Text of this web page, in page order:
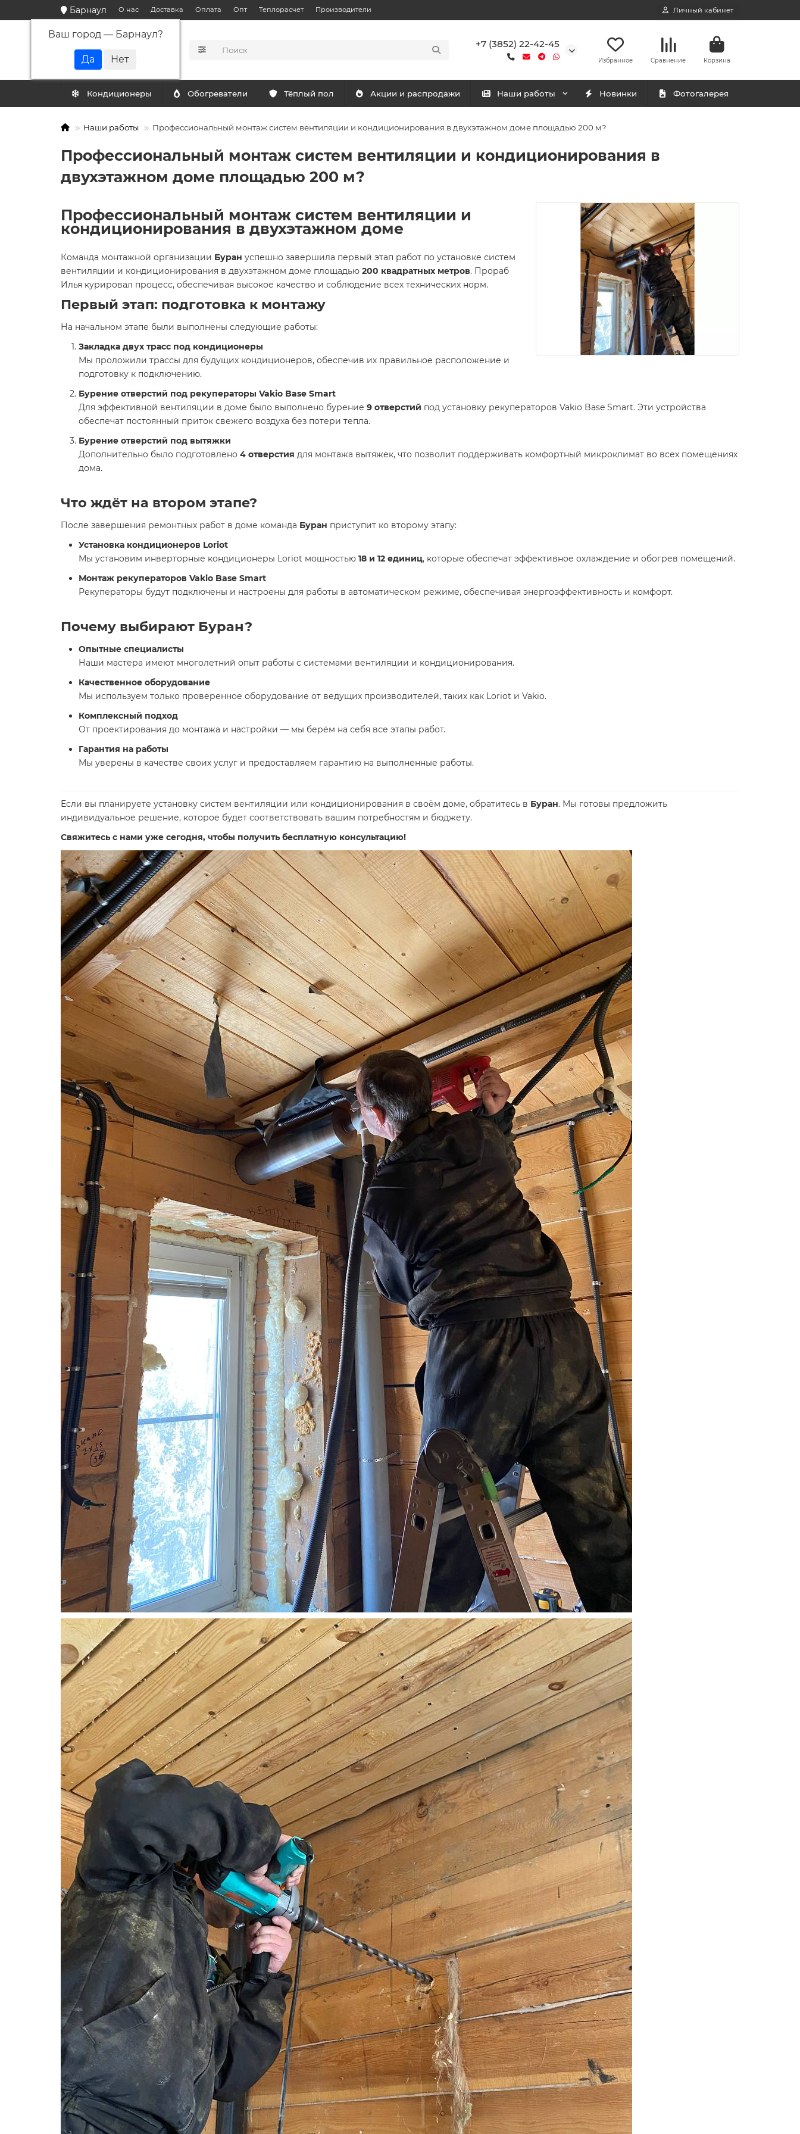
Барнаул
Ваш город — Барнаул?
О нас Доставка Оплата Опт Теплорасчет Производители Личный кабинет
+7 (3852) 22-42-45
Избранное Сравнение Корзина
Кондиционеры Обогреватели Тёплый пол Акции и распродажи Наши работы Новинки Фотогалерея
Наши работы Профессиональный монтаж систем вентиляции и кондиционирования в двухэтажном доме площадью 200 м?
Профессиональный монтаж систем вентиляции и кондиционирования в
двухэтажном доме площадью 200 м?
Профессиональный монтаж систем вентиляции и
кондиционирования в двухэтажном доме
Команда монтажной организации Буран успешно завершила первый этап работ по установке систем
вентиляции и кондиционирования в двухэтажном доме площадью 200 квадратных метров. Прораб
Илья курировал процесс, обеспечивая высокое качество и соблюдение всех технических норм.
Первый этап: подготовка к монтажу
На начальном этапе были выполнены следующие работы:
Закладка двух трасс под кондиционеры
Мы проложили трассы для будущих кондиционеров, обеспечив их правильное расположение и
подготовку к подключению.
Бурение отверстий под рекуператоры Vakio Base Smart
Для эффективной вентиляции в доме было выполнено бурение 9 отверстий под установку рекуператоров Vakio Base Smart. Эти устройства
обеспечат постоянный приток свежего воздуха без потери тепла.
Бурение отверстий под вытяжки
Дополнительно было подготовлено 4 отверстия для монтажа вытяжек, что позволит поддерживать комфортный микроклимат во всех помещениях
дома.
Что ждёт на втором этапе?
После завершения ремонтных работ в доме команда Буран приступит ко второму этапу:
Установка кондиционеров Loriot
Мы установим инверторные кондиционеры Loriot мощностью 18 и 12 единиц, которые обеспечат эффективное охлаждение и обогрев помещений.
Монтаж рекуператоров Vakio Base Smart
Рекуператоры будут подключены и настроены для работы в автоматическом режиме, обеспечивая энергоэффективность и комфорт.
Почему выбирают Буран?
Опытные специалисты
Наши мастера имеют многолетний опыт работы с системами вентиляции и кондиционирования.
Качественное оборудование
Мы используем только проверенное оборудование от ведущих производителей, таких как Loriot и Vakio.
Комплексный подход
От проектирования до монтажа и настройки — мы берём на себя все этапы работ.
Гарантия на работы
Мы уверены в качестве своих услуг и предоставляем гарантию на выполненные работы.
Если вы планируете установку систем вентиляции или кондиционирования в своём доме, обратитесь в Буран. Мы готовы предложить
индивидуальное решение, которое будет соответствовать вашим потребностям и бюджету.
Свяжитесь с нами уже сегодня, чтобы получить бесплатную консультацию!